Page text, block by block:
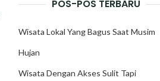
POS-POS TERBARU
Wisata Lokal Yang Bagus Saat Musim
Hujan
Wisata Dengan Akses Sulit Tapi